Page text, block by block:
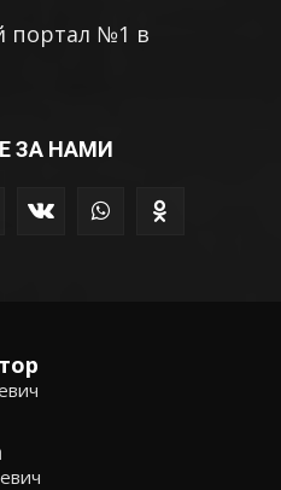
портал №1 в
ЗА НАМИ